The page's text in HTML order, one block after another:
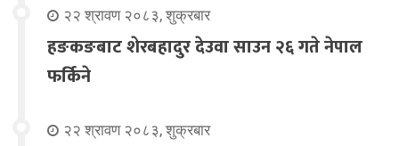
२२ श्रावण २०८३, शुक्रबार
हङकङबाट शेरबहादुर देउवा साउन २६ गते नेपाल
फर्किने
२२ श्रावण २०८३, शुक्रबार